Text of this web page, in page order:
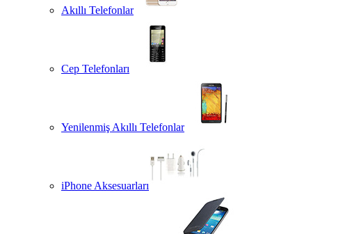
Akıllı Telefonlar
Cep Telefonları
Yenilenmiş Akıllı Telefonlar
iPhone Aksesuarları